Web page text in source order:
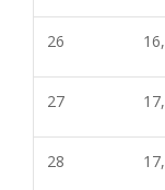
26
27
28